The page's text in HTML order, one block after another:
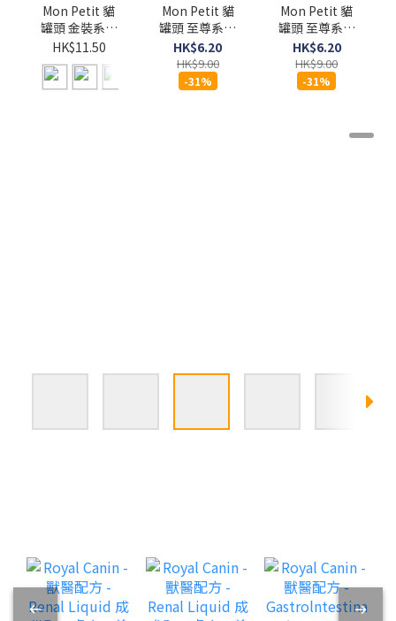
Mon Petit 貓
罐頭 金裝系列
85G x
HK$11.50
Mon Petit 貓
罐頭 至尊系列
- 吞拿魚及菠
菜 (Grilled
Tuna
Spinach) 85G
HK$6.20
HK$9.00
-31%
Mon Petit 貓
罐頭 至尊系列
- 吞拿魚及蕃
茄 (Grilled
Tuna
Tomato)
HK$6.20
HK$9.00
-31%